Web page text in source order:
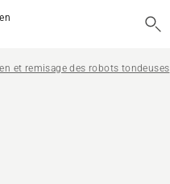
et remisage des robots tondeuses